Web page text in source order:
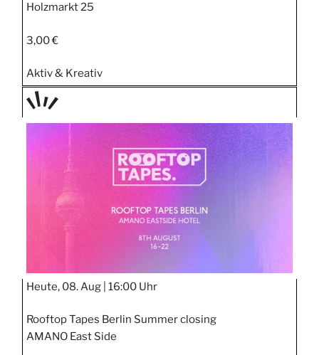
Holzmarkt 25
3,00 €
Aktiv & Kreativ
TAGE
Heute, 08. Aug | 16:00 Uhr
Rooftop Tapes Berlin Summer closing
AMANO East Side